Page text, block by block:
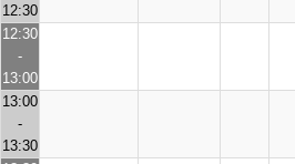
12:30
12:30
-
13:00
13:00
-
13:30